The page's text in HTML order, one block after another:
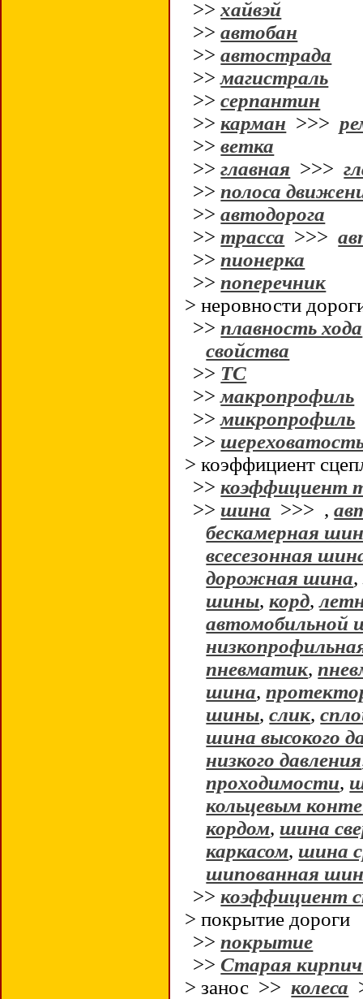
>>хайвэй
>>автобан
>>автострада
>>магистраль
>>серпантин
>>карман >>>
>>ветка
>>главная >>>
>>полоса
>>автодорога
>>трасса >>>
>>пионерка
>>поперечник
> неровности
>>плавность хода
свойства
>> ТС
>>макропрофиль
>>микропрофиль
>>
> коэффициент
>>коэффициент
>> шина >>> ,
бескамерная
всесезонная
дорожная шина,
шины,корд,
автомобильной
пневматик,
шина,
шины,слик,
шина высокого
низкого давления
проходимости,
кольцевым
кордом, шина
каркасом, шина
шипованная
>>коэффициент
> покрытие дороги
>>покрытие
>>Старая
> занос >>колеса